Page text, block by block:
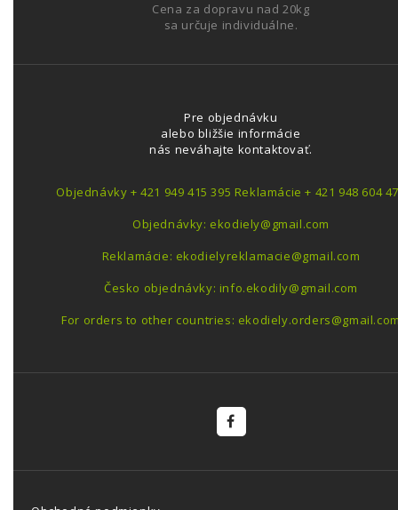
Cena za dopravu nad 20kg
sa určuje individuálne.
Pre objednávku
alebo bližšie informácie
nás neváhajte kontaktovať.
Objednávky + 421 949 415 395 Reklamácie + 421 948 604
Objednávky: ekodiely@gmail.com
Reklamácie: ekodielyreklamacie@gmail.com
Česko objednávky: info.ekodily@gmail.com
For orders to other countries: